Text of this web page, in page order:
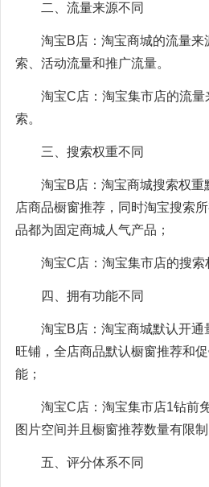
二、流量来源不同
淘宝B店：淘宝商城的流量来
索、活动流量和推广流量。
淘宝C店：淘宝集市店的流
索。
三、搜索权重不同
淘宝B店：淘宝商城搜索权重
店商品橱窗推荐，同时淘宝搜索
品都为固定商城人气产品；
淘宝C店：淘宝集市店的搜索
四、拥有功能不同
淘宝B店：淘宝商城默认开通
旺铺，全店商品默认橱窗推荐和
能；
淘宝C店：淘宝集市店1钻前
图片空间并且橱窗推荐数量有限制
五、评分体系不同